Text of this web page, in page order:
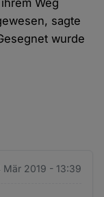
sagte
wurde
Mär 2019 - 13:39